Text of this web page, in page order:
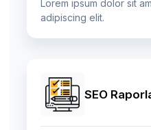
Lorem ipsum dolor sit
adipiscing elit.
SEO